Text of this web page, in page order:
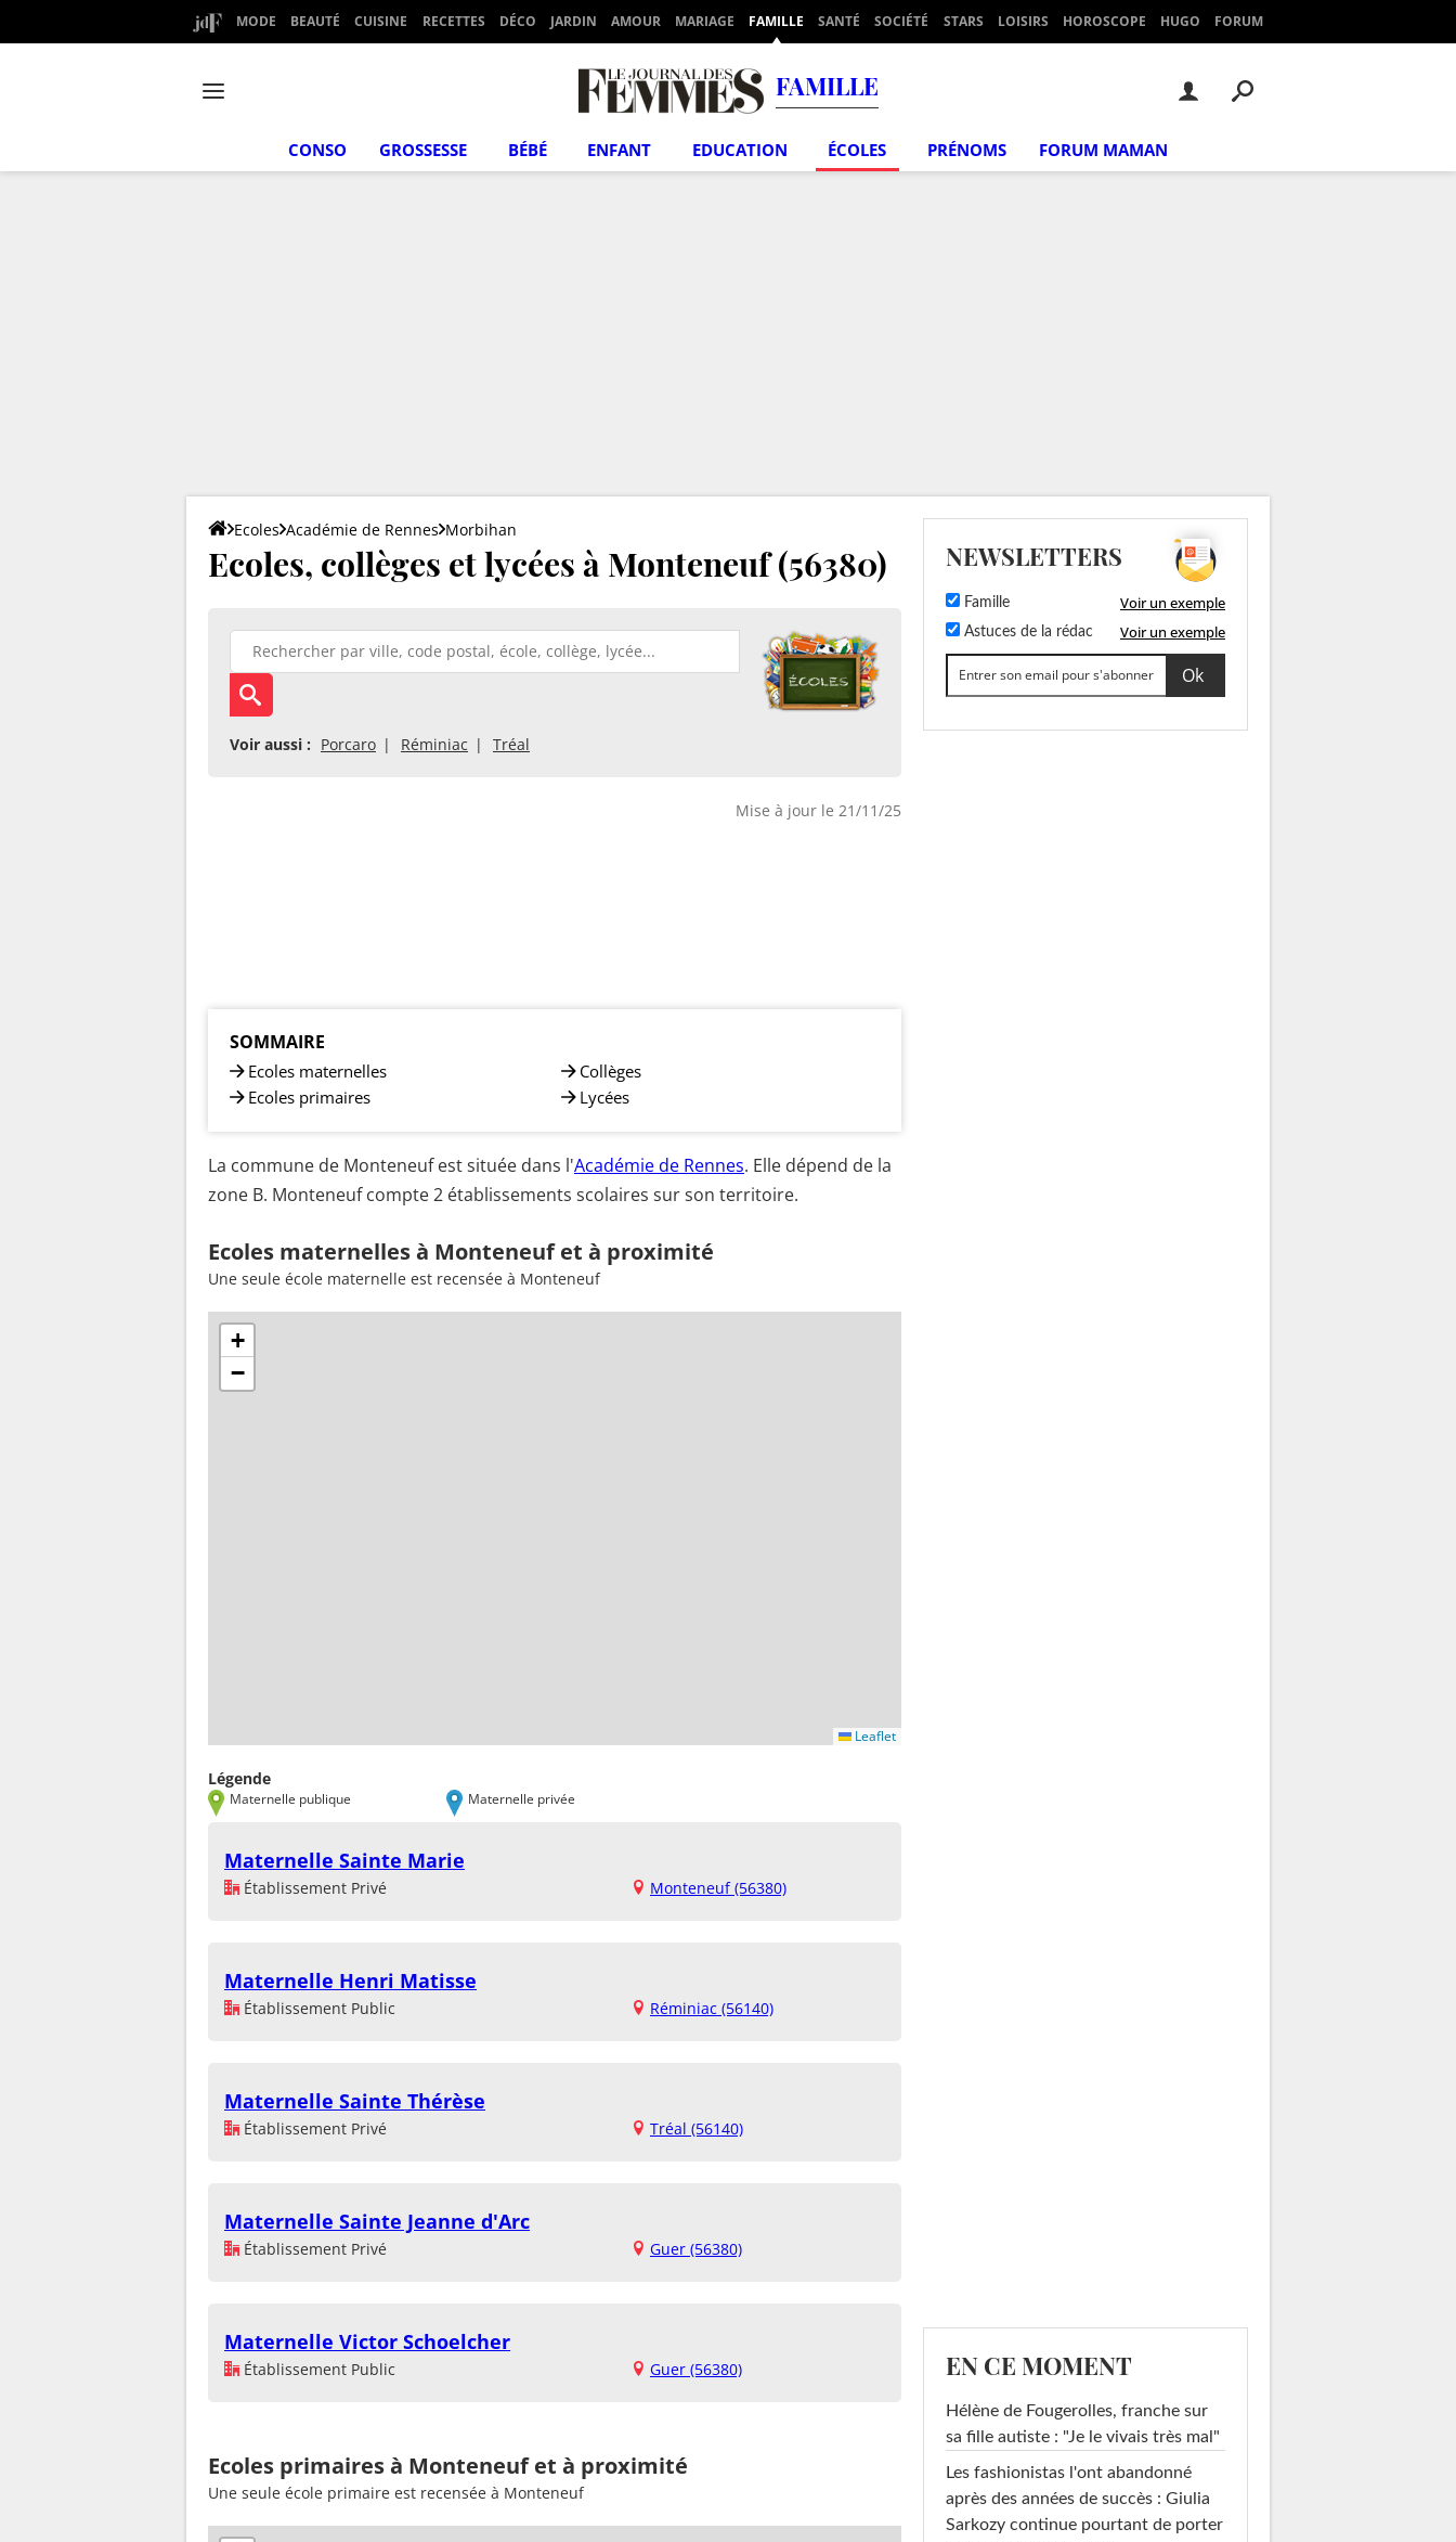
MODE BEAUTÉ CUISINE RECETTES DÉCO JARDIN AMOUR MARIAGE FAMILLE SANTÉ SOCIÉTÉ STARS LOISIRS HOROSCOPE HUGO FORUM
FAMILLE
CONSO GROSSESSE BÉBÉ ENFANT EDUCATION ÉCOLES PRÉNOMS FORUM MAMAN
Ecoles Académie de Rennes Morbihan
Ecoles, collèges et lycées à Monteneuf (56380)
Voir aussi : Porcaro Réminiac Tréal
Mise à jour le 21/11/25
SOMMAIRE
Ecoles maternelles
Ecoles primaires
Collèges
Lycées
La commune de Monteneuf est située dans l'Académie de Rennes. Elle dépend de la
zone B. Monteneuf compte 2 établissements scolaires sur son territoire.
Ecoles maternelles à Monteneuf et à proximité
Une seule école maternelle est recensée à Monteneuf
+
−
Leaflet
Légende
Maternelle publique Maternelle privée
Maternelle Sainte Marie
Établissement Privé Monteneuf (56380)
Maternelle Henri Matisse
Établissement Public Réminiac (56140)
Maternelle Sainte Thérèse
Établissement Privé Tréal (56140)
Maternelle Sainte Jeanne d'Arc
Établissement Privé Guer (56380)
Maternelle Victor Schoelcher
Établissement Public Guer (56380)
Ecoles primaires à Monteneuf et à proximité
Une seule école primaire est recensée à Monteneuf
NEWSLETTERS
Famille Voir un exemple
Astuces de la rédac Voir un exemple
EN CE MOMENT
Hélène de Fougerolles, franche sur
sa fille autiste : "Je le vivais très mal"
Les fashionistas l'ont abandonné
après des années de succès : Giulia
Sarkozy continue pourtant de porter